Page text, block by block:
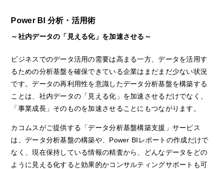
Power BI 分析・活用術
～社内データの「見える化」を加速させる～
ビジネスでのデータ活用の需要は高まる一方、データを活用す
るための分析基盤を確保できている企業はまだまだ少ない状況
です。データの再利用性を意識したデータ分析基盤を構築する
ことは、社内データの「見える化」を加速させるだけでなく、
「事業成長」そのものを加速させることにもつながります。
カコムスがご提供する「データ分析基盤構築支援」サービス
は、データ分析基盤の構築や、Power BIレポートの作成だけで
なく、現在保持している情報の精査から、どんなデータをどの
ように見える化すると効果的かコンサルティングサポートも可